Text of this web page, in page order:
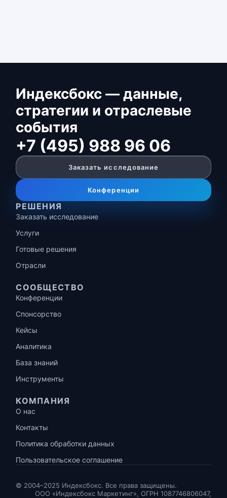
Индексбокс — данные,
стратегии и отраслевые
события
+7 (495) 988 96 06
Заказать исследование
Конференции
РЕШЕНИЯ
Заказать исследование
Услуги
Готовые решения
Отрасли
СООБЩЕСТВО
Конференции
Спонсорство
Кейсы
Аналитика
База знаний
Инструменты
КОМПАНИЯ
О нас
Контакты
Политика обработки данных
Пользовательское соглашение
© 2004–2025 Индексбокс. Все права защищены.
ООО «Индексбокс Маркетинг», ОГРН 1087746806047,